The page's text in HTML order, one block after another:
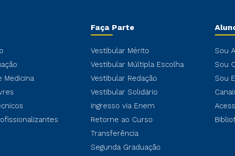
Medicina
Faça Parte
Vestibular Mérito
Vestibular Múltipla Escolha
Vestibular Redação
Vestibular Solidário
Ingresso via Enem
Retorne ao Curso
Transferência
Segunda Graduação
Sou
Sou
Sou